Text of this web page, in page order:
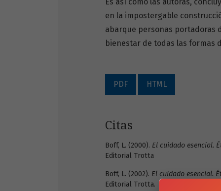
en la impostergable
abarque personas portadoras
bienestar de todas las formas
PDF HTML
Citas
Boff, L. (2000). El cuidado esencial.
Editorial Trotta
Boff, L. (2002). El cuidado esencial.
Editorial Trotta.